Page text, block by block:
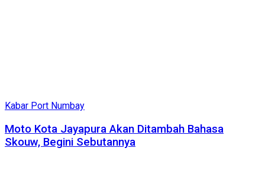
Kabar Port Numbay
Moto Kota Jayapura Akan Ditambah Bahasa
Skouw, Begini Sebutannya